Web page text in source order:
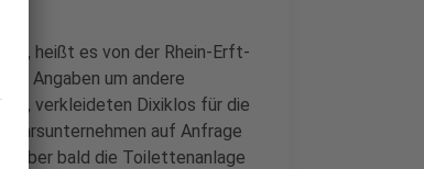
heißt es von der Rhein-Erft-
Angaben um andere
verkleideten Dixiklos für die
auf Anfrage
aber bald die Toilettenanlage